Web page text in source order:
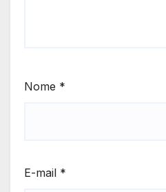
Nome *
E-mail *